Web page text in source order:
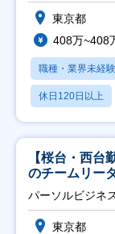
東京都
408万~408
職種・業界未経
休日120日以上
【桜台・西台
のチームリー
パーソルビジネ
東京都